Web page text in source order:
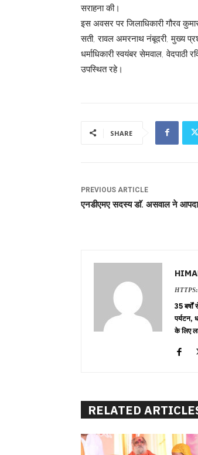
सराहना की।
इस अवसर पर जिलाधिकारी गौरव
सती, रावल अमरनाथ नंबूदरी, मुख्य
धर्माधिकारी स्वयंबर सेमवाल, वेदपाठी
उपस्थित रहे।
SHARE
PREVIOUS ARTICLE
एनडीएमए सदस्य डाॅ. असवाल ने आपदा
35 बर्षों
पर्यटन,
के लिए
RELATED